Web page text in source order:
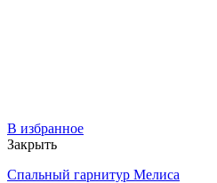
В избранное
Закрыть
Спальный гарнитур Мелиса